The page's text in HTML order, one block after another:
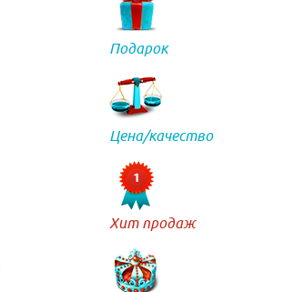
Подарок
Цена/качество
Хит продаж